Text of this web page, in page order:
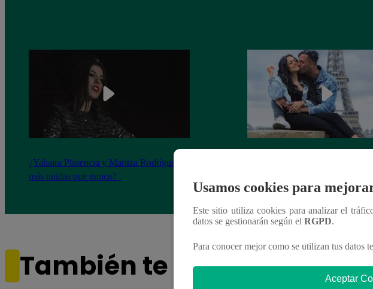
¿Yahaira Plasencia y Maritza Rodríguez
más unidas que nunca?
contundente mensaje
También te puede
Usamos cookies para
Este sitio utiliza cookies para analizar el
datos se gestionarán según el RGPD.
Para conocer mejor como se utilizan tus datos
Aceptar